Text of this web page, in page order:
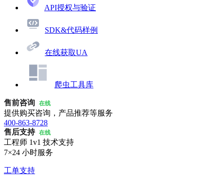
API授权与验证
SDK&代码样例
在线获取UA
爬虫工具库
售前咨询 在线
提供购买咨询，产品推荐等服务
400-863-8728
售后支持 在线
工程师 1v1 技术支持
7×24 小时服务
工单支持